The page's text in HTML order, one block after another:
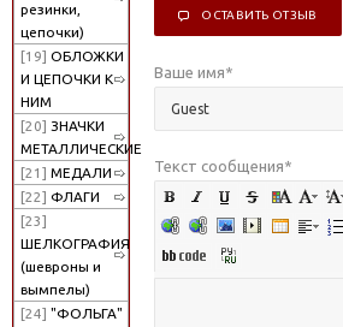
резинки,
цепочки)
[19] ОБЛОЖКИ
И ЦЕПОЧКИ К
НИМ
[20] ЗНАЧКИ
МЕТАЛЛИЧЕСКИЕ
[21] МЕДАЛИ
[22] ФЛАГИ
[23]
ШЕЛКОГРАФИЯ
(шевроны и
вымпелы)
[24] "ФОЛЬГА"
ОСТАВИТЬ ОТЗЫВ
Ваше имя*
Текст сообщения*